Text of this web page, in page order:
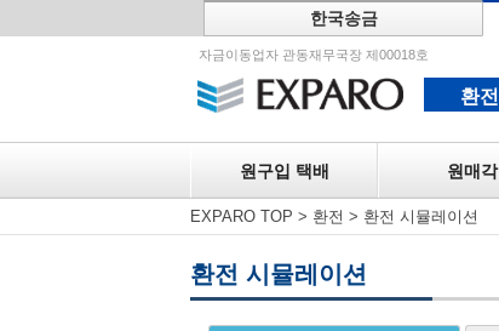
한국송금
자금이동업자 관동재무국장 제00018호
환전
원구입 택배 원매각
EXPARO TOP > 환전 > 환전 시뮬레이션
환전 시뮬레이션